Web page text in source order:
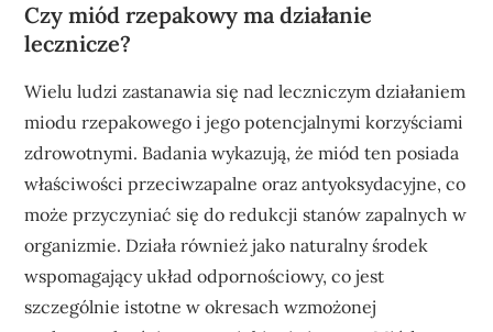
Czy miód rzepakowy ma działanie
lecznicze?
Wielu ludzi zastanawia się nad leczniczym działaniem
miodu rzepakowego i jego potencjalnymi korzyściami
zdrowotnymi. Badania wykazują, że miód ten posiada
właściwości przeciwzapalne oraz antyoksydacyjne, co
może przyczyniać się do redukcji stanów zapalnych w
organizmie. Działa również jako naturalny środek
wspomagający układ odpornościowy, co jest
szczególnie istotne w okresach wzmożonej